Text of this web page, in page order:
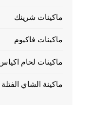
ماكينات شرينك
ماكينات فاكيوم
ماكينات لحام
ماكينة الشاي الفتلة